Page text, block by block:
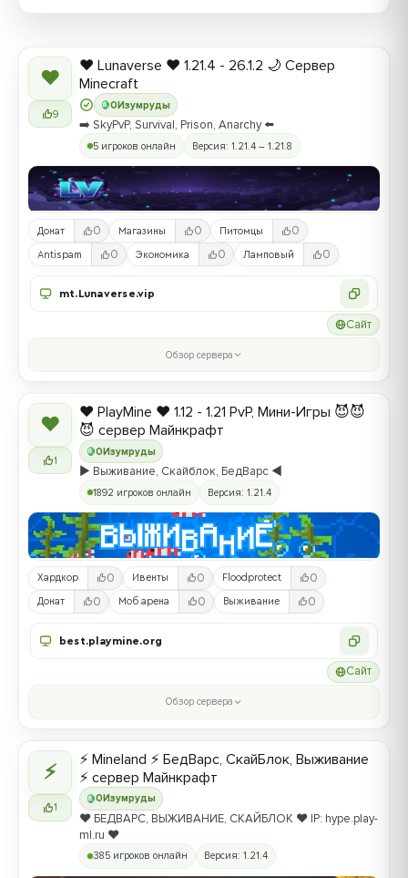
❤
9
0Изумруды
❤️ Lunaverse ❤️ 1.21.4 - 26.1.2 🌙 Сервер
Minecraft
➡️ SkyPvP, Survival, Prison, Anarchy ⬅️
5 игроков онлайн Версия: 1.21.4 – 1.21.8
Донат 0 Магазины 0 Питомцы 0
Antispam 0 Экономика 0 Ламповый 0
mt.Lunaverse.vip
Сайт
Обзор сервера
❤
1
0Изумруды
❤️ PlayMine ❤️ 1.12 - 1.21 PvP, Мини-Игры 😈😈
😈 сервер Майнкрафт
▶️ Выживание, Скайблок, БедВарс ◀️
1892 игроков онлайн Версия: 1.21.4
Хардкор 0 Ивенты 0 Floodprotect 0
Донат 0 Моб арена 0 Выживание 0
best.playmine.org
Сайт
Обзор сервера
⚡
1
0 Изумруды
⚡ Mineland ⚡ БедВарс, СкайБлок, Выживание
⚡ сервер Майнкрафт
❤️ БЕДВАРС, ВЫЖИВАНИЕ, СКАЙБЛОК ❤️ IP: hype.play-
ml.ru ❤️
385 игроков онлайн Версия: 1.21.4